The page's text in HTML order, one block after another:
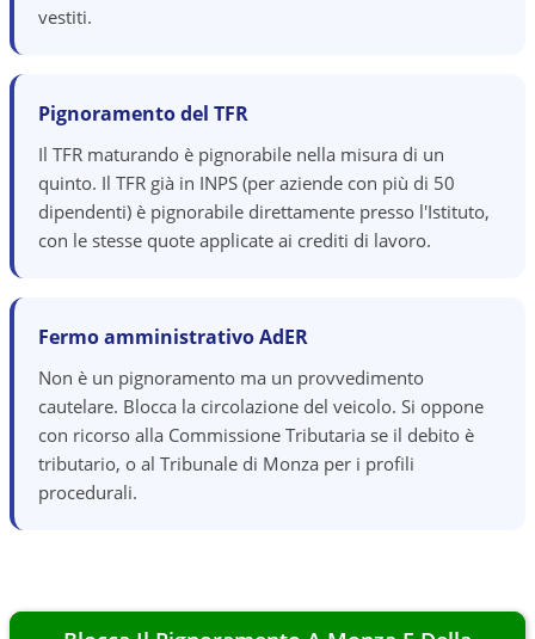
vestiti.
Pignoramento del TFR
Il TFR maturando è pignorabile nella misura di un
quinto. Il TFR già in INPS (per aziende con più di 50
dipendenti) è pignorabile direttamente presso l'Istituto,
con le stesse quote applicate ai crediti di lavoro.
Fermo amministrativo AdER
Non è un pignoramento ma un provvedimento
cautelare. Blocca la circolazione del veicolo. Si oppone
con ricorso alla Commissione Tributaria se il debito è
tributario, o al Tribunale di Monza per i profili
procedurali.